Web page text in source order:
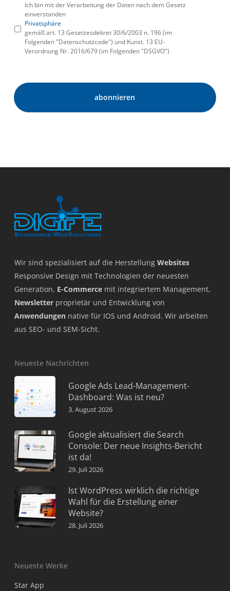
Ich bin mit der Verarbeitung der Daten nach dem Gesetz
einverstanden
Privatsphäre
gemäß art. 13 Gesetzesdekret 30/6/2003 n. 196 (im
Folgenden "Datenschutzcode") und Kunst. 13 EU-
Verordnung Nr. 2016/679 (im Folgenden "DSGVO")
Wir sind spezialisiert auf die Herstellung Websites
Responsive Design mit Technologien der neuesten
Generation, E-Commerce mit integriertem Management,
Newsletter proprietär und Entwicklung von
Anwendungen native für IOS und Android. Wir arbeiten
aus SEO- und SEM-Sicht.
Neueste Nachrichten
Google Ads Lead-Management-
Dashboard: Was ist neu?
3. August 2026
Google aktualisiert die Search
Console: Der neue Insights-Bericht
ist da!
29. Juli 2026
Ist WordPress wirklich die richtige
Wahl für die Erstellung einer
Website?
28. Juli 2026
Neueste Werke
Star App